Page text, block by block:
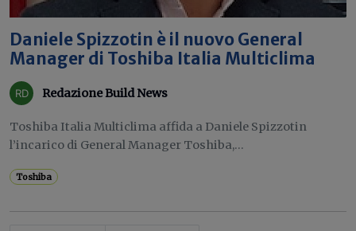
Daniele Spizzotin è il nuovo General
Manager di Toshiba Italia Multiclima
Redazione Build News
Toshiba Italia Multiclima affida a Daniele Spizzotin
l’incarico di General Manager Toshiba,...
Toshiba